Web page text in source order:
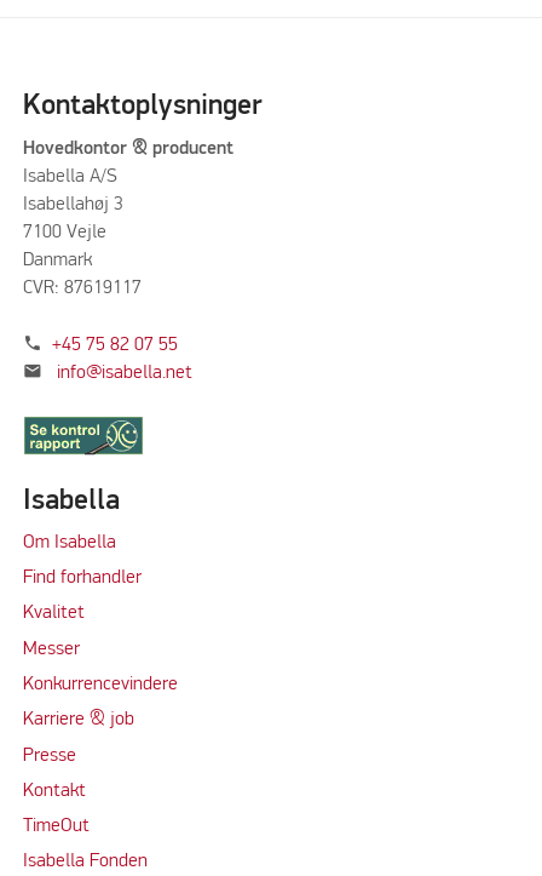
Kontaktoplysninger
Hovedkontor & producent
Isabella A/S
Isabellahøj 3
7100 Vejle
Danmark
CVR: 87619117
phone +45 75 82 07 55
mail info@isabella.net
Isabella
Om Isabella
Find forhandler
Kvalitet
Messer
Konkurrencevindere
Karriere & job
Presse
Kontakt
TimeOut
Isabella Fonden